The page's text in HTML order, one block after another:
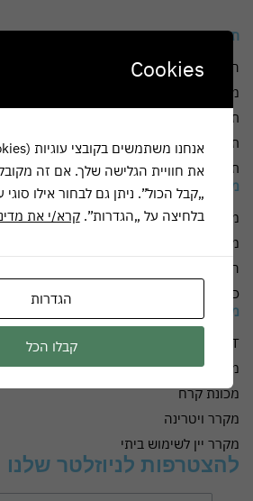
תקנונים ומבצעים
הצהרת נגישות
מדיניות הפרטיות
תנאי שימוש
תקנון דיוור
תקנון חברה
מידע נוסף
מאמרים
משווקים מורשים
החשבון שלי
כתבות
מאמרים
OUTLET
מכונת כביסה ומייבש
מכונת קרח
מקרר ויטרינה
מקרר יין לשימוש ביתי
להצטרפות לניוזלטר שלנו
Cookies
את חוויית הגלישה שלך. אם זה
„קבל הכול”. ניתן גם לבחור אילו
בלחיצה על „הגדרות”.קרא/י את
הגדרות
קבלו הכל